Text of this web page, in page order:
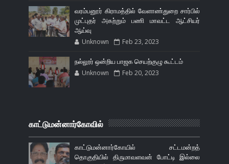
வரம்பனூர் கிராமத்தில் வேளாண்துறை சார்பில்
முட்புதர் அகற்றும் பணி மாவட்ட ஆட்சியர்
ஆய்வு
Unknown Feb 23, 2023
நல்லூர் ஒன்றிய பாஜக செயற்குழு கூட்டம்
Unknown Feb 20, 2023
காட்டுமன்னார்கோவில்
காட்டுமன்னார்கோயில் சட்டமன்றத்
தொகுதியில் திருமாவளவன் போட்டி இல்லை